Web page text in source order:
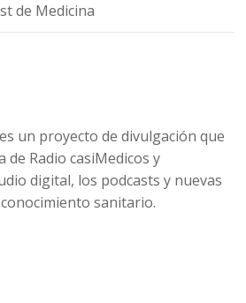
de Medicina
un proyecto de divulgación que
de Radio casiMedicos y
digital, los podcasts y nuevas
sanitario.